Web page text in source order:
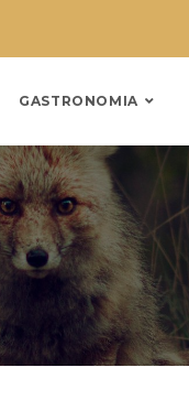
GASTRONOMIA